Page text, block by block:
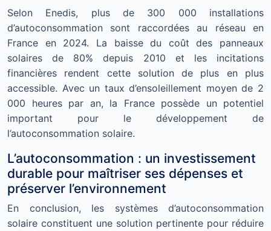
Selon Enedis, plus de 300 000 installations
d’autoconsommation sont raccordées au réseau en
France en 2024. La baisse du coût des panneaux
solaires de 80% depuis 2010 et les incitations
financières rendent cette solution de plus en plus
accessible. Avec un taux d’ensoleillement moyen de 2
000 heures par an, la France possède un potentiel
important pour le développement de
l’autoconsommation solaire.
L’autoconsommation : un investissement
durable pour maîtriser ses dépenses et
préserver l’environnement
En conclusion, les systèmes d’autoconsommation
solaire constituent une solution pertinente pour réduire